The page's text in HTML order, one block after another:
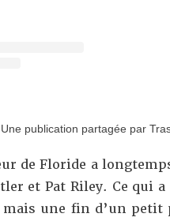
Une publication partagée par
de Floride a
et Pat Riley. Ce qui
mais une fin d’un petit